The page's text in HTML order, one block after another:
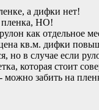
а дифки нет!
пленка, НО!
как отдельное
кв.м. дифки
но в случае если
которая стоит
забить на